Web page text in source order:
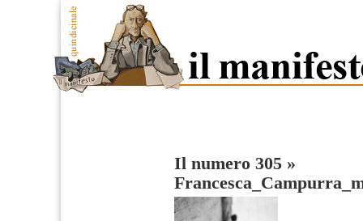
Il numero 305 »